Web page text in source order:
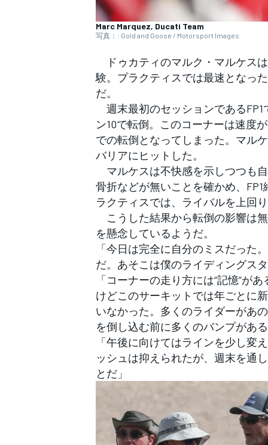
フォーミュラE
Marc Marquez, Ducati Team
写真：: Gold and Goose / Motorsport Images
ドゥカティのマルク・マルケス
験。プラクティスでは最速となっ
だ。
週末最初のセッションである
ン10で転倒。このコーナーは速度
での転倒となってしまった。マル
バリアにヒットした。
マルケスは不快感を示しつつも
骨折などが無いことを確かめ、
ラクティスでは、ライバルを上回
こうした結果から転倒の影響は
を懸念しているようだ。
「今日は完全に自分のミスだった
だ。あそこは僕のライディングス
「コーナーの走り方には“記憶”が
けどこのサーキットでは年ごとに
いなかった。多くのライダーがあ
を倒し込む前に多くのバンプがあ
「午後に向けてはラインを少し変
ッシュは抑えられたが、週末を通
とだ」